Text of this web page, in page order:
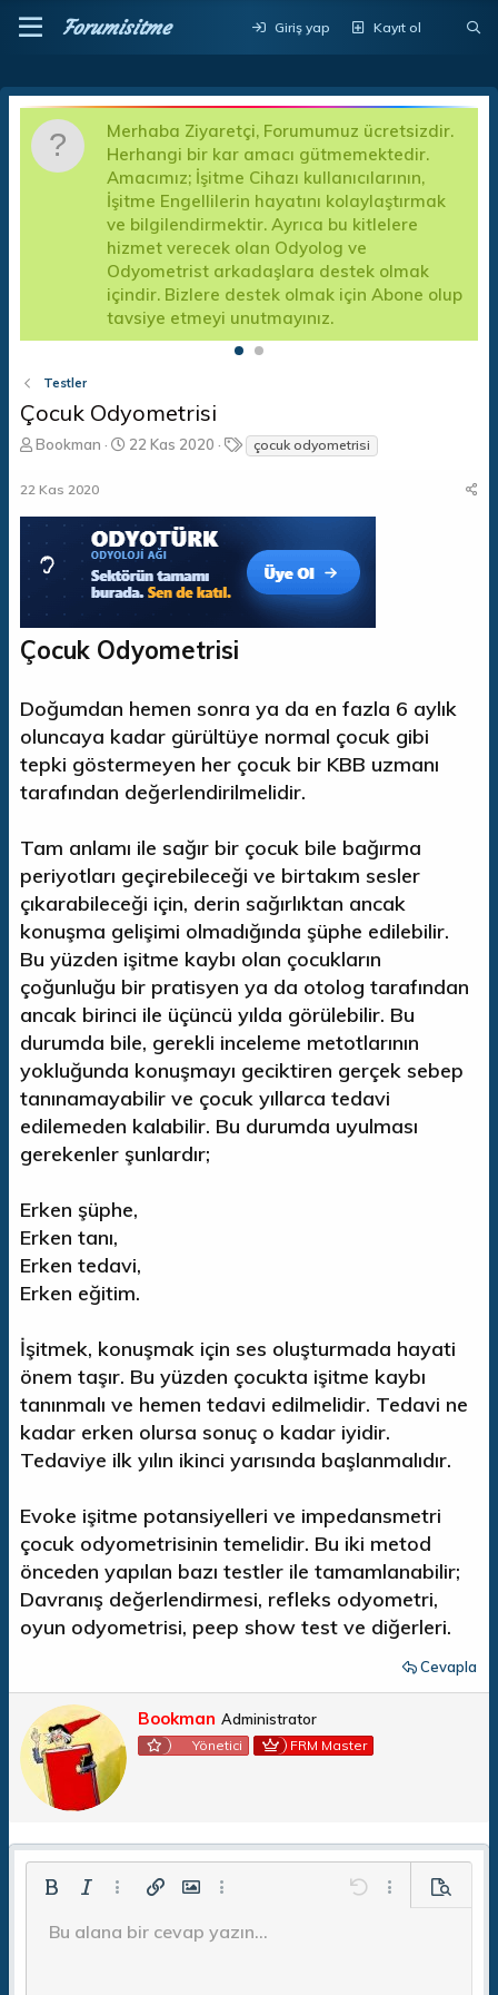
Forumisitme Giriş yap Kayıt ol
Merhaba Ziyaretçi, Forumumuz ücretsizdir.
Herhangi bir kar amacı gütmemektedir.
Amacımız; İşitme Cihazı kullanıcılarının,
İşitme Engellilerin hayatını kolaylaştırmak
ve bilgilendirmektir. Ayrıca bu kitlelere
hizmet verecek olan Odyolog ve
Odyometrist arkadaşlara destek olmak
içindir. Bizlere destek olmak için Abone olup
tavsiye etmeyi unutmayınız.
Testler
Çocuk Odyometrisi
K
n
u
l
a
a
Bookman
B
n
g
ı
ç
a
r
h
22 Kas 2020
E
l
e
çocuk odyometrisi
22 Kas 2020
Çocuk Odyometrisi
Doğumdan hemen sonra ya da en fazla 6 aylık
oluncaya kadar gürültüye normal çocuk gibi
tepki göstermeyen her çocuk bir KBB uzmanı
tarafından değerlendirilmelidir.
Tam anlamı ile sağır bir çocuk bile bağırma
periyotları geçirebileceği ve birtakım sesler
çıkarabileceği için, derin sağırlıktan ancak
konuşma gelişimi olmadığında şüphe edilebilir.
Bu yüzden işitme kaybı olan çocukların
çoğunluğu bir pratisyen ya da otolog tarafından
ancak birinci ile üçüncü yılda görülebilir. Bu
durumda bile, gerekli inceleme metotlarının
yokluğunda konuşmayı geciktiren gerçek sebep
tanınamayabilir ve çocuk yıllarca tedavi
edilemeden kalabilir. Bu durumda uyulması
gerekenler şunlardır;
Erken şüphe,
Erken tanı,
Erken tedavi,
Erken eğitim.
İşitmek, konuşmak için ses oluşturmada hayati
önem taşır. Bu yüzden çocukta işitme kaybı
tanınmalı ve hemen tedavi edilmelidir. Tedavi ne
kadar erken olursa sonuç o kadar iyidir.
Tedaviye ilk yılın ikinci yarısında başlanmalıdır.
Evoke işitme potansiyelleri ve impedansmetri
çocuk odyometrisinin temelidir. Bu iki metod
önceden yapılan bazı testler ile tamamlanabilir;
Davranış değerlendirmesi, refleks odyometri,
oyun odyometrisi, peep show test ve diğerleri.
Cevapla
Y
a
Bookman Administrator
Yönetici FRM Master
Kalın Yatık Daha fazla seçenek…
Bağlantı ekle
Resim ekleDaha fazla seçenek…Geri alDaha fazla
Önizleme
Yazı boyutu
9
Metin rengi
Yazı tipi Arial
List
Sıralı liste
Hizalama yötemleri
Sola hizala
Paragraf biçimi
İfadelerAlıntıMedyaTablo ekleYatay çizgi ekle
SpoylerKod
ileri alBB Kod aç/kapat
Biçimlendirmeyi kaldır
TaslaklarTaslağı kaydet
Bu alana bir cevap yazın...